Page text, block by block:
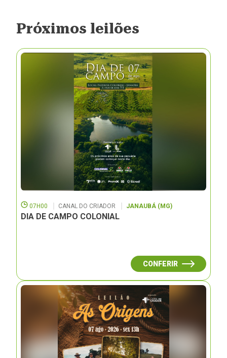
Próximos leilões
07H00 CANAL DO CRIADOR JANAUBÁ (MG)
DIA DE CAMPO COLONIAL
CONFERIR